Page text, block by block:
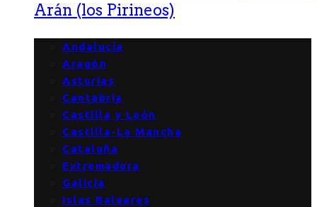
Arán (los Pirineos)
Andalucía
Aragón
Asturias
Cantabria
Castilla y León
Castilla-La Mancha
Cataluña
Extremadura
Galicia
Islas Baleares